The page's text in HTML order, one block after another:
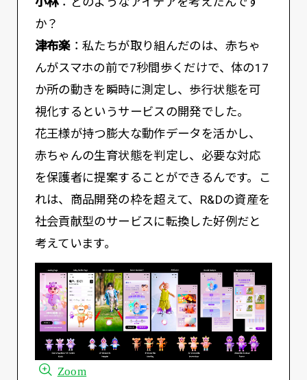
か？
津布楽：私たちが取り組んだのは、赤ちゃ
んがスマホの前で7秒間歩くだけで、体の17
か所の動きを瞬時に測定し、歩行状態を可
視化するというサービスの開発でした。
花王様が持つ膨大な動作データを活かし、
赤ちゃんの生育状態を判定し、必要な対応
を保護者に提案することができるんです。こ
れは、商品開発の枠を超えて、R&Dの資産を
社会貢献型のサービスに転換した好例だと
考えています。
Zoom